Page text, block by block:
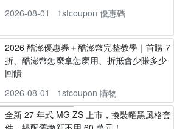
2026-08-01
1stcoupon 優惠碼
2026 酷澎優惠券＋酷澎幣完整教學｜首購 7
折、酷澎幣怎麼拿怎麼用、折抵會少賺多少
回饋
2026-08-01
1stcoupon 購物
全新 27 年式 MG ZS 上市，換裝曜黑風格套